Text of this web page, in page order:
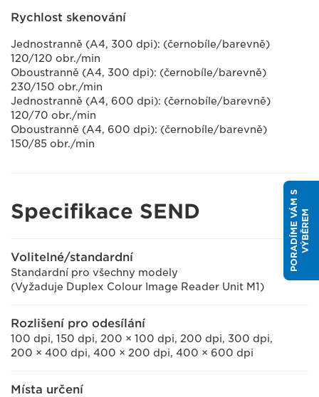
Rychlost skenování
Jednostranně (A4, 300 dpi): (černobíle/barevně)
120/120 obr./min
Oboustranně (A4, 300 dpi): (černobíle/barevně)
230/150 obr./min
Jednostranně (A4, 600 dpi): (černobíle/barevně)
120/70 obr./min
Oboustranně (A4, 600 dpi): (černobíle/barevně)
150/85 obr./min
Specifikace SEND
Volitelné/standardní
Standardní pro všechny modely
(Vyžaduje Duplex Colour Image Reader Unit M1)
Rozlišení pro odesílání
100 dpi, 150 dpi, 200 × 100 dpi, 200 dpi, 300 dpi,
200 × 400 dpi, 400 × 200 dpi, 400 × 600 dpi
Místa určení
P
O
R
A
D
Í
M
E
V
Á
M
S
V
Ý
B
Ě
R
EM